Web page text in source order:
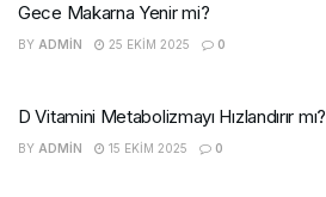
Gece Makarna Yenir mi?
BY ADMIN 25 EKIM 2025 0
D Vitamini Metabolizmayı Hızlandırır mı?
BY ADMIN 15 EKIM 2025 0